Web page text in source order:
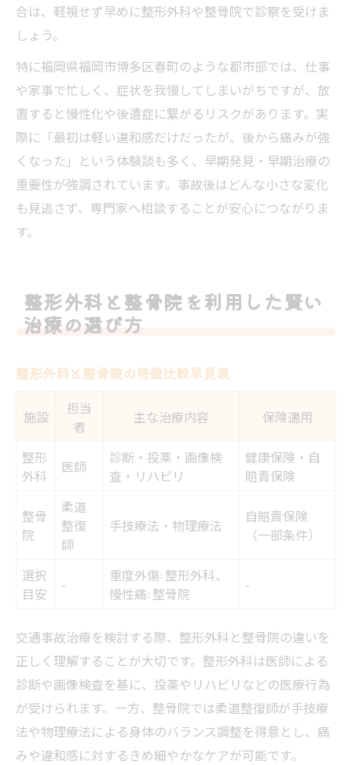
合は、軽視せず早めに整形外科や整骨院で診察を受けま
しょう。
特に福岡県福岡市博多区春町のような都市部では、仕事
や家事で忙しく、症状を我慢してしまいがちですが、放
置すると慢性化や後遺症に繋がるリスクがあります。実
際に「最初は軽い違和感だけだったが、後から痛みが強
くなった」という体験談も多く、早期発見・早期治療の
重要性が強調されています。事故後はどんな小さな変化
も見逃さず、専門家へ相談することが安心につながりま
す。
整形外科と整骨院を利用した賢い
治療の選び方
整形外科と整骨院の特徴比較早見表
施設
担当
者
主な治療内容 保険適用
整形
外科
医師
診断・投薬・画像検
査・リハビリ
健康保険・自
賠責保険
整骨
院
柔道
整復
師
手技療法・物理療法
自賠責保険
（一部条件）
選択
目安
-
重度外傷: 整形外科、
慢性痛: 整骨院
-
交通事故治療を検討する際、整形外科と整骨院の違いを
正しく理解することが大切です。整形外科は医師による
診断や画像検査を基に、投薬やリハビリなどの医療行為
が受けられます。一方、整骨院では柔道整復師が手技療
法や物理療法による身体のバランス調整を得意とし、痛
みや違和感に対するきめ細やかなケアが可能です。